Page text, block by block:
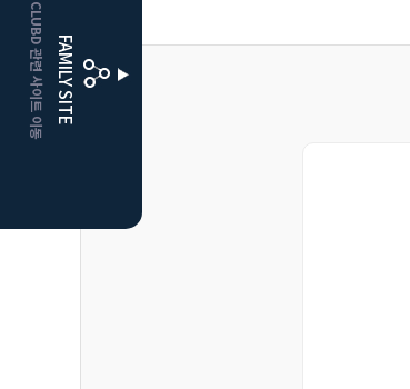
FAMILY SITE
CLUBD 관련 사이트 이동 클럽디